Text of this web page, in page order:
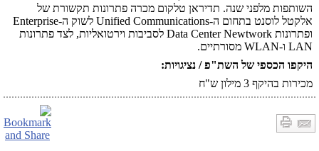
השותפות מלפני שנה. תדיראן טלקום מכרה פתרונות תקשורת של
אלקטל לוסנט בתחום ה-Unified Communications לשוק ה-Enterprise
ופתרונות Data Center Newtwork לסביבות וירטואליות, לצד פתרונות
LAN ו-WLAN מסורתיים.
היקפו הכספי של השת"פ / נציגויות:
מכירות בהיקף 3 מילון ש"ח